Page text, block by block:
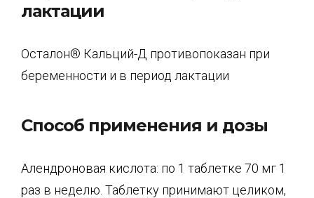
лактации
Осталон® Кальций-Д противопоказан при
беременности и в период лактации
Способ применения и дозы
Алендроновая кислота: по 1 таблетке 70 мг 1
раз в неделю. Таблетку принимают целиком,